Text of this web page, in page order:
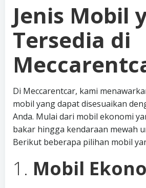
Jenis Mobil
Tersedia di
Di Meccarentcar, kami
mobil yang dapat disesuaikan
Anda. Mulai dari mobil ekonomi
bakar hingga kendaraan mewah
Berikut beberapa pilihan mobil
1. Mobil